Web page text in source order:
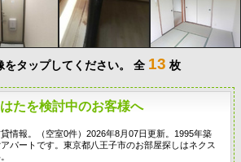
タップしてください。 全 13 枚
たを検討中のお客様へ
情報。（空室0件）2026年8月07日更新。1995年築
パートです。東京都八王子市のお部屋探しはネクス